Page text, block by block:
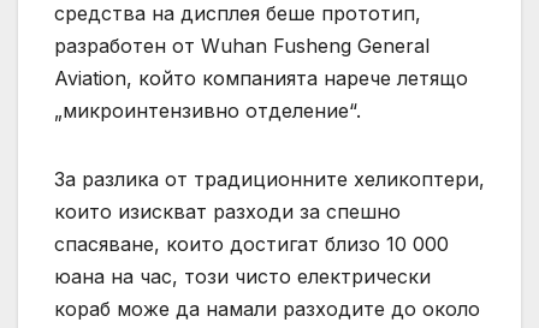
средства на дисплея беше прототип,
разработен от Wuhan Fusheng General
Aviation, който компанията нарече летящо
„микроинтензивно отделение“.
За разлика от традиционните хеликоптери,
които изискват разходи за спешно
спасяване, които достигат близо 10 000
юана на час, този чисто електрически
кораб може да намали разходите до около